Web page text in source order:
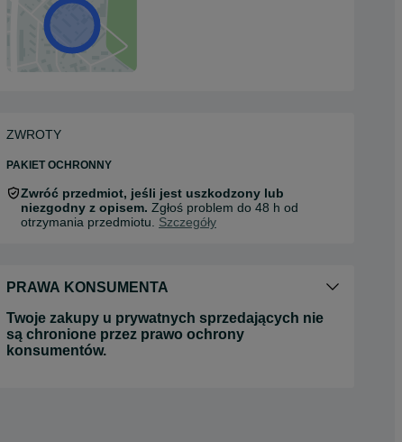
ZWROTY
PAKIET OCHRONNY
Zwróć przedmiot, jeśli jest uszkodzony lub
niezgodny z opisem. Zgłoś problem do 48 h od
otrzymania przedmiotu. Szczegóły
PRAWA KONSUMENTA
Twoje zakupy u prywatnych sprzedających nie
są chronione przez prawo ochrony
konsumentów.